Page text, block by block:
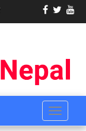
Toggle